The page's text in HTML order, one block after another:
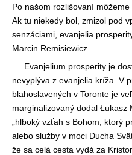
Po našom rozlišovaní
Ak tu niekedy bol, zmizol pod
senzáciami, evanjelia
Marcin Remisiewicz
Evanjelium prosperity je
nevyplýva z evanjelia kríža. V
blahoslavených v Toronte je
marginalizovaný dodal Łukasz
„hlboký vzťah s Bohom, ktorý
alebo služby v moci Ducha
že sa celá cesta vydá za